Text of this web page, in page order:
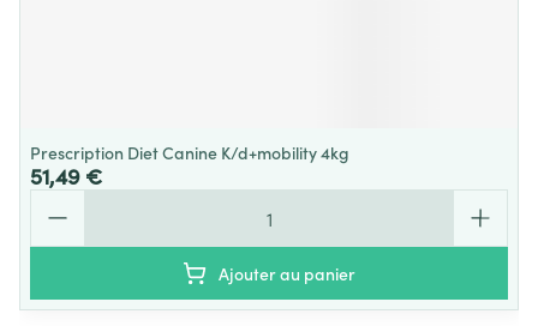
Prescription Diet Canine K/d+mobility 4kg
51,49 €
Ajouter au panier